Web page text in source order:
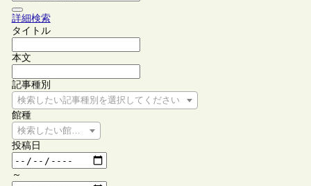
詳細検索
タイトル
本文
記事種別
検索したい記事種別を選択してください
館種
検索したい館種を選択してください
投稿日
～